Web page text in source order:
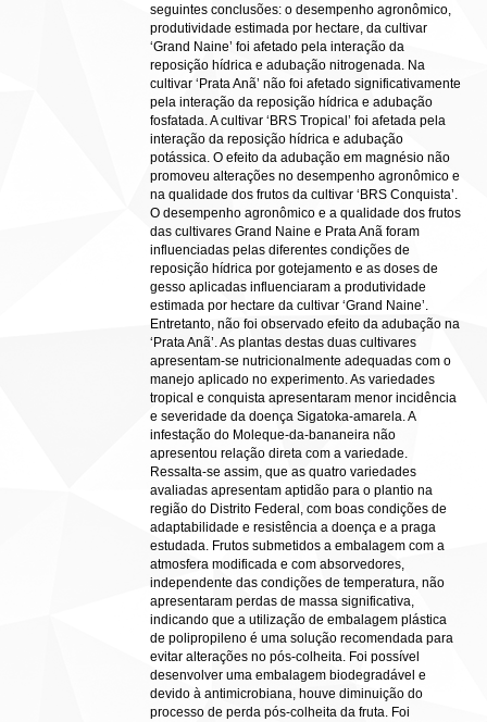
seguintes conclusões: o desempenho agronômico,
produtividade estimada por hectare, da cultivar
‘Grand Naine’ foi afetado pela interação da
reposição hídrica e adubação nitrogenada. Na
cultivar ‘Prata Anã’ não foi afetado significativamente
pela interação da reposição hídrica e adubação
fosfatada. A cultivar ‘BRS Tropical’ foi afetada pela
interação da reposição hídrica e adubação
potássica. O efeito da adubação em magnésio não
promoveu alterações no desempenho agronômico e
na qualidade dos frutos da cultivar ‘BRS Conquista’.
O desempenho agronômico e a qualidade dos frutos
das cultivares Grand Naine e Prata Anã foram
influenciadas pelas diferentes condições de
reposição hídrica por gotejamento e as doses de
gesso aplicadas influenciaram a produtividade
estimada por hectare da cultivar ‘Grand Naine’.
Entretanto, não foi observado efeito da adubação na
‘Prata Anã’. As plantas destas duas cultivares
apresentam-se nutricionalmente adequadas com o
manejo aplicado no experimento. As variedades
tropical e conquista apresentaram menor incidência
e severidade da doença Sigatoka-amarela. A
infestação do Moleque-da-bananeira não
apresentou relação direta com a variedade.
Ressalta-se assim, que as quatro variedades
avaliadas apresentam aptidão para o plantio na
região do Distrito Federal, com boas condições de
adaptabilidade e resistência a doença e a praga
estudada. Frutos submetidos a embalagem com a
atmosfera modificada e com absorvedores,
independente das condições de temperatura, não
apresentaram perdas de massa significativa,
indicando que a utilização de embalagem plástica
de polipropileno é uma solução recomendada para
evitar alterações no pós-colheita. Foi possível
desenvolver uma embalagem biodegradável e
devido à antimicrobiana, houve diminuição do
processo de perda pós-colheita da fruta. Foi